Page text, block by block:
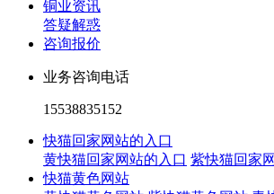
铜业资讯
答疑解惑
咨询报价
业务咨询电话
15538835152
快猫回家网站的入口
黄快猫回家网站的入口 紫快猫回家
快猫黄色网站